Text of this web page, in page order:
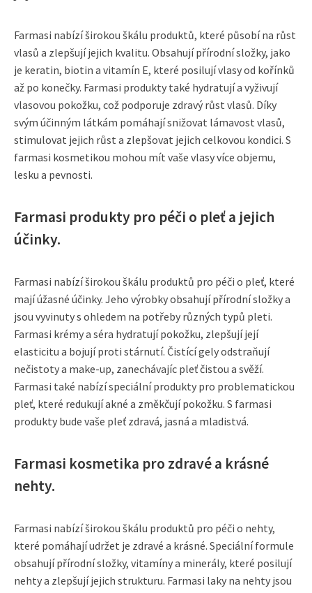
Farmasi nabízí širokou škálu produktů, které působí na růst
vlasů a zlepšují jejich kvalitu. Obsahují přírodní složky, jako
je keratin, biotin a vitamín E, které posilují vlasy od kořínků
až po konečky. Farmasi produkty také hydratují a vyživují
vlasovou pokožku, což podporuje zdravý růst vlasů. Díky
svým účinným látkám pomáhají snižovat lámavost vlasů,
stimulovat jejich růst a zlepšovat jejich celkovou kondici. S
farmasi kosmetikou mohou mít vaše vlasy více objemu,
lesku a pevnosti.
Farmasi produkty pro péči o pleť a jejich
účinky.
Farmasi nabízí širokou škálu produktů pro péči o pleť, které
mají úžasné účinky. Jeho výrobky obsahují přírodní složky a
jsou vyvinuty s ohledem na potřeby různých typů pleti.
Farmasi krémy a séra hydratují pokožku, zlepšují její
elasticitu a bojují proti stárnutí. Čistící gely odstraňují
nečistoty a make-up, zanechávajíc pleť čistou a svěží.
Farmasi také nabízí speciální produkty pro problematickou
pleť, které redukují akné a změkčují pokožku. S farmasi
produkty bude vaše pleť zdravá, jasná a mladistvá.
Farmasi kosmetika pro zdravé a krásné
nehty.
Farmasi nabízí širokou škálu produktů pro péči o nehty,
které pomáhají udržet je zdravé a krásné. Speciální formule
obsahují přírodní složky, vitamíny a minerály, které posilují
nehty a zlepšují jejich strukturu. Farmasi laky na nehty jsou